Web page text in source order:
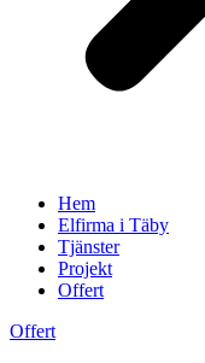
Hem
Elfirma i Täby
Tjänster
Projekt
Offert
Offert